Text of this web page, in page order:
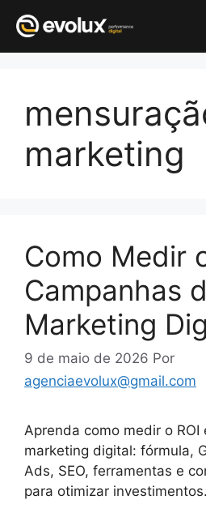
conteúdo
marketing
Como Medir
Campanhas
Marketing
9 de maio de 2026 Por
agenciaevolux@gmail.com
Aprenda como medir o
marketing digital: fórmula,
Ads, SEO, ferramentas e
para otimizar investimentos.